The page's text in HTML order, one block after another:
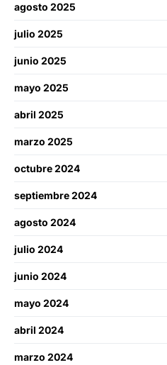
agosto 2025
julio 2025
junio 2025
mayo 2025
abril 2025
marzo 2025
octubre 2024
septiembre 2024
agosto 2024
julio 2024
junio 2024
mayo 2024
abril 2024
marzo 2024